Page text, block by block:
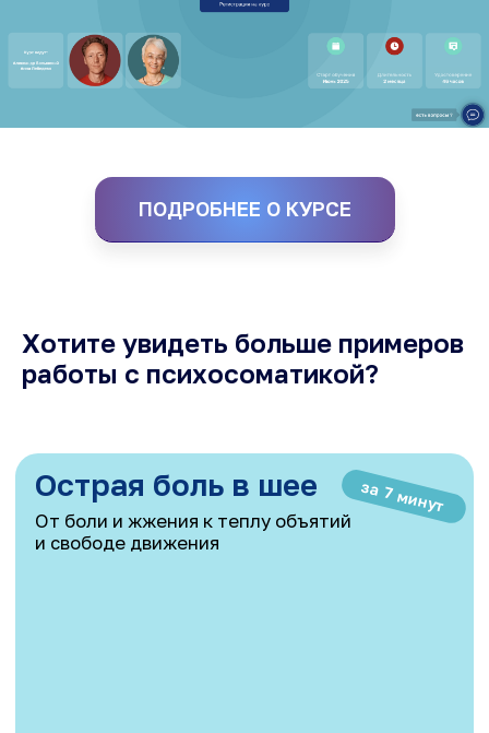
ПОДРОБНЕЕ О КУРСЕ
Хотите увидеть больше примеров
работы с психосоматикой?